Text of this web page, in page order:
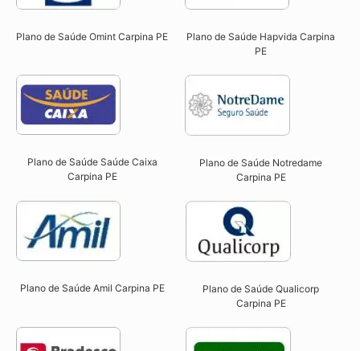
Plano de Saúde Omint Carpina PE​
Plano de Saúde Hapvida Carpina
PE​
Plano de Saúde Saúde Caixa
Carpina PE​
Plano de Saúde Notredame
Carpina PE​
Plano de Saúde Amil Carpina PE
Plano de Saúde Qualicorp
Carpina PE​